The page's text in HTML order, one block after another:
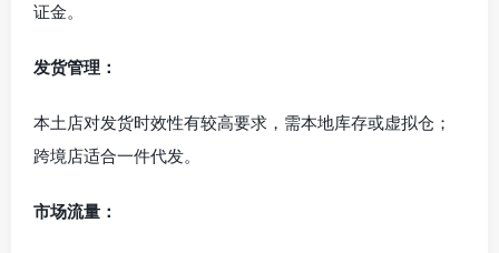
证金。
发货管理：
本土店对发货时效性有较高要求，需本地库存或虚拟仓；
跨境店适合一件代发。
市场流量：